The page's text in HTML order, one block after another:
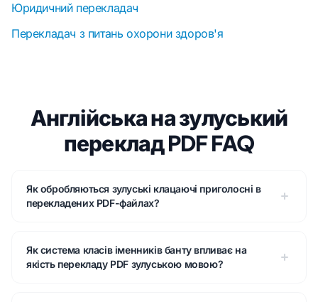
Юридичний перекладач
Перекладач з питань охорони здоров'я
Англійська на зулуський
переклад PDF FAQ
Як обробляються зулуські клацаючі приголосні в
перекладених PDF-файлах?
Як система класів іменників банту впливає на
якість перекладу PDF зулуською мовою?